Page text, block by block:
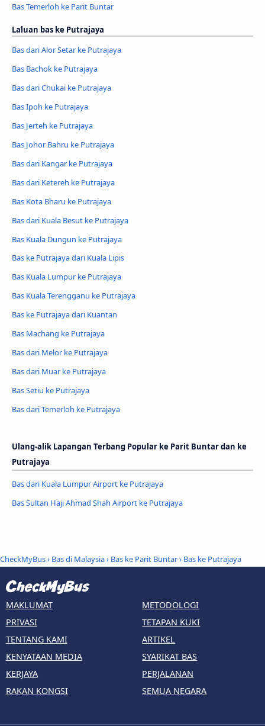
Bas Temerloh ke Parit Buntar
Laluan bas ke Putrajaya
Bas dari Alor Setar ke Putrajaya
Bas Bachok ke Putrajaya
Bas dari Chukai ke Putrajaya
Bas Ipoh ke Putrajaya
Bas Jerteh ke Putrajaya
Bas Johor Bahru ke Putrajaya
Bas dari Kangar ke Putrajaya
Bas dari Ketereh ke Putrajaya
Bas Kota Bharu ke Putrajaya
Bas dari Kuala Besut ke Putrajaya
Bas Kuala Dungun ke Putrajaya
Bas ke Putrajaya dari Kuala Lipis
Bas Kuala Lumpur ke Putrajaya
Bas Kuala Terengganu ke Putrajaya
Bas ke Putrajaya dari Kuantan
Bas Machang ke Putrajaya
Bas dari Melor ke Putrajaya
Bas dari Muar ke Putrajaya
Bas Setiu ke Putrajaya
Bas dari Temerloh ke Putrajaya
Ulang-alik Lapangan Terbang Popular ke Parit Buntar dan ke
Putrajaya
Bas dari Kuala Lumpur Airport ke Putrajaya
Bas Sultan Haji Ahmad Shah Airport ke Putrajaya
CheckMyBus› Bas di Malaysia› Bas ke Parit Buntar› Bas ke Putrajaya
MAKLUMAT
PRIVASI
TENTANG KAMI
KENYATAAN MEDIA
KERJAYA
RAKAN KONGSI
METODOLOGI
TETAPAN KUKI
ARTIKEL
SYARIKAT BAS
PERJALANAN
SEMUA NEGARA